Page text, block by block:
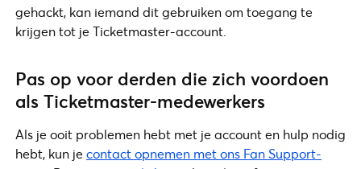
gehackt, kan iemand dit gebruiken om toegang te
krijgen tot je Ticketmaster-account.
Pas op voor derden die zich voordoen
als Ticketmaster-medewerkers
Als je ooit problemen hebt met je account en hulp nodig
hebt, kun jecontact opnemen met ons Fan Support-